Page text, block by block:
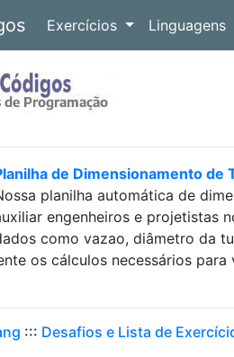
Exercícios Linguagens
de Dimensionamento de
planilha automática de
engenheiros e projetistas
como vazao, diâmetro da
os cálculos necessários
::: Desafios e Lista de